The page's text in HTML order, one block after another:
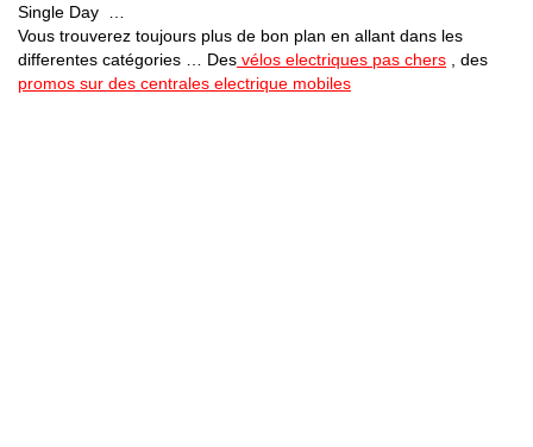
Single Day …
Vous trouverez toujours plus de bon plan en allant dans les
differentes catégories … Des vélos electriques pas chers , des
promos sur des centrales electrique mobiles